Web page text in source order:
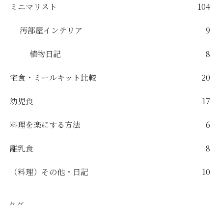
ミニマリスト 104
汚部屋インテリア 9
植物日記 8
宅食・ミールキット比較 20
幼児食 17
料理を楽にする方法 6
離乳食 8
（料理）その他・日記 10